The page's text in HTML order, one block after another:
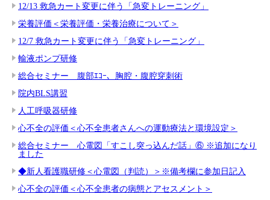
12/13 救急カート変更に伴う「急変トレーニング」
栄養評価＜栄養評価・栄養治療について＞
12/7 救急カート変更に伴う「急変トレーニング」
輸液ポンプ研修
総合セミナー 腹部ｴｺｰ、胸腔・腹腔穿刺術
院内BLS講習
人工呼吸器研修
心不全の評価＜心不全患者さんへの運動療法と環境設定＞
総合セミナー 心電図「すこし突っ込んだ話」⑥ ※追加になり
ました
◆新人看護職研修＜心電図（判読）＞※備考欄に参加日記入
心不全の評価＜心不全患者の病態とアセスメント＞